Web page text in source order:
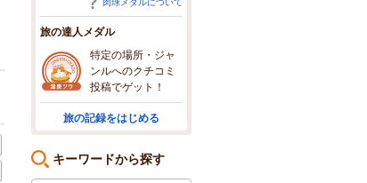
旅の達人メダル
特定の場所・ジャ
ンルへのクチコミ
投稿でゲット！
旅の記録をはじめる
キーワードから探す